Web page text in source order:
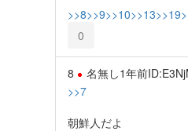
>>8>>9>>10>>13>>19
0
8 名無し1年前
>>7
朝鮮人だよ